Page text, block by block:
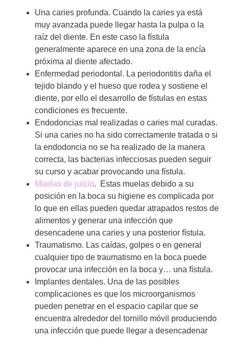
Una caries profunda. Cuando la caries ya está
muy avanzada puede llegar hasta la pulpa o la
raíz del diente. En este caso la fístula
generalmente aparece en una zona de la encía
próxima al diente afectado.
Enfermedad periodontal. La periodontitis daña el
tejido blando y el hueso que rodea y sostiene el
diente, por ello el desarrollo de fístulas en estas
condiciones es frecuente.
Endodoncias mal realizadas o caries mal curadas.
Si una caries no ha sido correctamente tratada o si
la endodoncia no se ha realizado de la manera
correcta, las bacterias infecciosas pueden seguir
su curso y acabar provocando una fístula.
Muelas de juicio. Estas muelas debido a su
posición en la boca su higiene es complicada por
lo que en ellas pueden quedar atrapados restos de
alimentos y generar una infección que
desencadene una caries y una posterior fístula.
Traumatismo. Las caídas, golpes o en general
cualquier tipo de traumatismo en la boca puede
provocar una infección en la boca y… una fístula.
Implantes dentales. Una de las posibles
complicaciones es que los microorganismos
pueden penetrar en el espacio capilar que se
encuentra alrededor del tornillo móvil produciendo
una infección que puede llegar a desencadenar